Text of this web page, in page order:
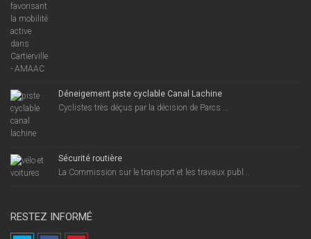
Déneigement piste cyclable Canal Lachine
Cyclistes très déçus par la décision de Parcs ...
Sécurité routière
La Commission sur le transport et les travaux publ...
RESTEZ INFORMÉ